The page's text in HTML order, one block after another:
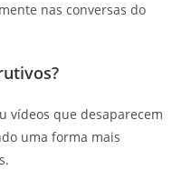
nas conversas do
vídeos que desaparecem
uma forma mais